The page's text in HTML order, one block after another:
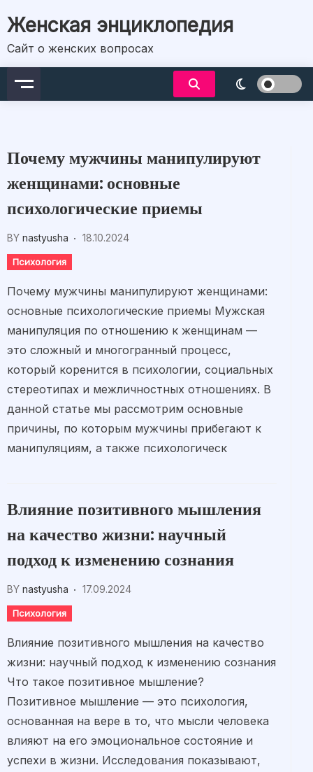
to
content
Женская энциклопедия
Сайт о женских вопросах
Почему мужчины манипулируют
женщинами: основные
психологические приемы
BY nastyusha 18.10.2024
Психология
Почему мужчины манипулируют женщинами:
основные психологические приемы Мужская
манипуляция по отношению к женщинам —
это сложный и многогранный процесс,
который коренится в психологии, социальных
стереотипах и межличностных отношениях. В
данной статье мы рассмотрим основные
причины, по которым мужчины прибегают к
манипуляциям, а также психологическ
Влияние позитивного мышления
на качество жизни: научный
подход к изменению сознания
BY nastyusha 17.09.2024
Психология
Влияние позитивного мышления на качество
жизни: научный подход к изменению сознания
Что такое позитивное мышление?
Позитивное мышление — это психология,
основанная на вере в то, что мысли человека
влияют на его эмоциональное состояние и
успехи в жизни. Исследования показывают,